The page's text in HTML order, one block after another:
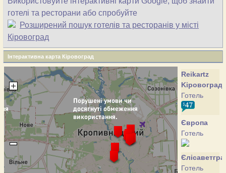
готелі та ресторани або спробуйте
Розширений пошук готелів та ресторанів у місті
Кіровоград
Інтерактивна карта Кіровоград
Reikartz
Kіровоград
Готель
Європа
Готель
Готель